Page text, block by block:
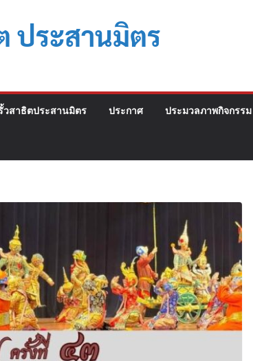
ประสานมิตร
วสาธิตประสานมิตร ประกาศ ประมวลภาพกิจกรรม